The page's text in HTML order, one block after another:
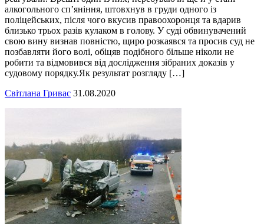
алкогольного сп’яніння, штовхнув в груди одного із
поліцейських, після чого вкусив правоохоронця та вдарив
близько трьох разів кулаком в голову. У суді обвинувачений
свою вину визнав повністю, щиро розкаявся та просив суд не
позбавляти його волі, обіцяв подібного більше ніколи не
робити та відмовився від дослідження зібраних доказів у
судовому порядку.Як результат розгляду […]
Світлана Гривас 31.08.2020